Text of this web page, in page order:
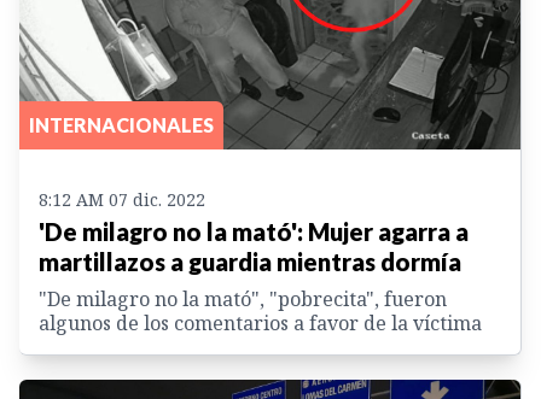
INTERNACIONALES
8:12 AM 07 dic. 2022
'De milagro no la mató': Mujer agarra a
martillazos a guardia mientras dormía
"De milagro no la mató", "pobrecita", fueron
algunos de los comentarios a favor de la víctima